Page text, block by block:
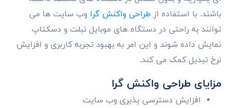
باشند. با استفاده از طراحی واکنش گرا وب سایت ها می
توانند به راحتی در دستگاه های موبایل تبلت و دسکتاپ
نمایش داده شوند و این امر به بهبود تجربه کاربری و افزایش
نرخ تبدیل کمک می کند.
مزایای طراحی واکنش گرا
افزایش دسترسی پذیری وب سایت